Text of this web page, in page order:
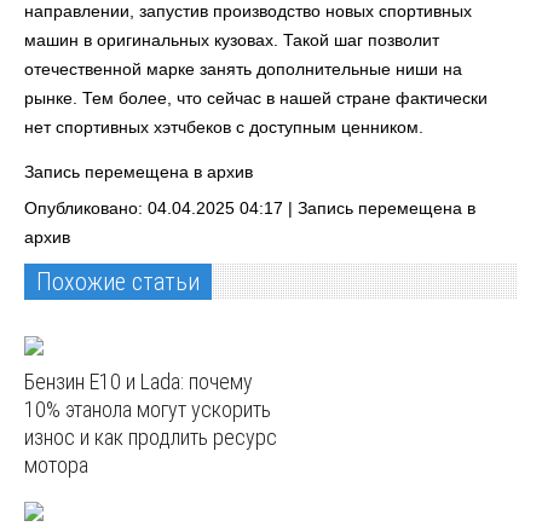
направлении, запустив производство новых спортивных
машин в оригинальных кузовах. Такой шаг позволит
отечественной марке занять дополнительные ниши на
рынке. Тем более, что сейчас в нашей стране фактически
нет спортивных хэтчбеков с доступным ценником.
Запись перемещена в архив
Опубликовано: 04.04.2025 04:17 | Запись перемещена в
архив
Похожие статьи
Бензин E10 и Lada: почему
10% этанола могут ускорить
износ и как продлить ресурс
мотора